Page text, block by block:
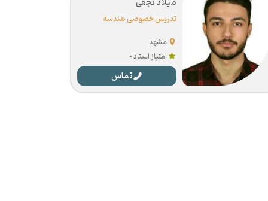
تدریس خصوصی هندسه
مشهد
امتیاز استاد 0
تماس